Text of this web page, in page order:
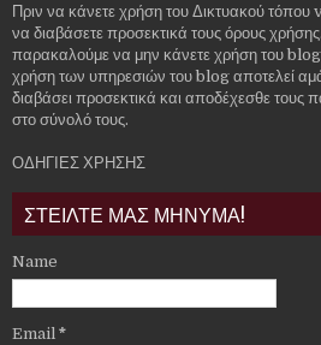
Πριν να κάνετε χρήση του Δικτυακού
να διαβάσετε προσεκτικά τους όρους
παρακαλούμε να μην κάνετε χρήση του
χρήση των υπηρεσιών του blog αποτελεί
διαβάσει προσεκτικά και αποδέχεσθε τους
στο σύνολό τους.
ΟΔΗΓΙΕΣ ΧΡΗΣΗΣ
ΣΤΕΙΛΤΕ ΜΑΣ ΜΗΝΥΜΑ!
Name
Email *